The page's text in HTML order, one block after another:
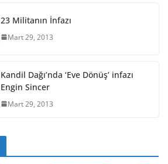
23 Militanın İnfazı
Mart 29, 2013
Kandil Dağı’nda ‘Eve Dönüş’ infazı
Engin Sincer
Mart 29, 2013